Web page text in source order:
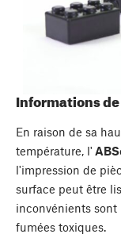
Informations de
En raison de sa
température, l' ABS
l'impression de
surface peut être
inconvénients
fumées toxiques.